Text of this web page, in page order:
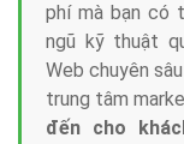
phí mà bạn có
ngũ kỹ thuật
Web chuyên
trung tâm
đến cho